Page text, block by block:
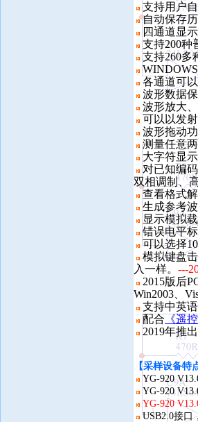
支持用户
自动保存历
四通道显
支持200种
支持260多
各通道可
波形数据
波形放大
可以以发
波形拖动
测量任意
大字符显
对已知编
双相调制、
查看格式
生成参考
显示模拟载
错误电平
可以选择
模拟键盘
入一样。 ---
2015版后
Win2003、
支持中英
配合 《遥
2019年推
【采样设备特
YG-920 V13
YG-920 V13
YG-920 V13
USB2.0接口